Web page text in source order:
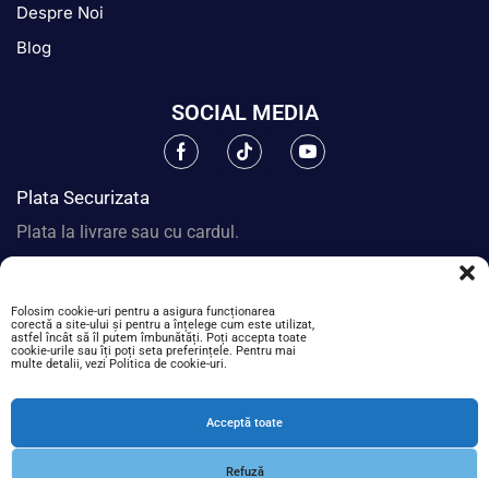
Folosim cookie-uri pentru a asigura funcționarea
corectă a site-ului și pentru a înțelege cum este utilizat,
astfel încât să îl putem îmbunătăți. Poți accepta toate
cookie-urile sau îți poți seta preferințele. Pentru mai
multe detalii, vezi Politica de cookie-uri.
Acceptă toate
Refuză
Despre Noi
Blog
SOCIAL MEDIA
Plata Securizata
Plata la livrare sau cu cardul.